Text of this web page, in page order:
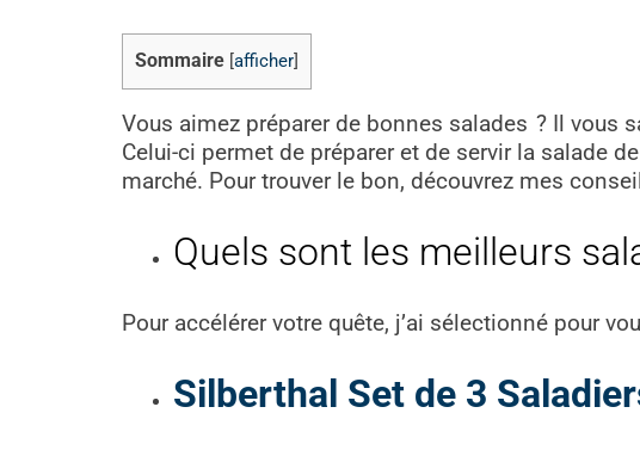
Sommaire afficher
Vous aimez préparer de bonnes salades ? Il vous
Celui-ci permet de préparer et de servir la salade
marché. Pour trouver le bon, découvrez mes
Quels sont les meilleurs
Pour accélérer votre quête, j’ai sélectionné pour
Silberthal Set de 3